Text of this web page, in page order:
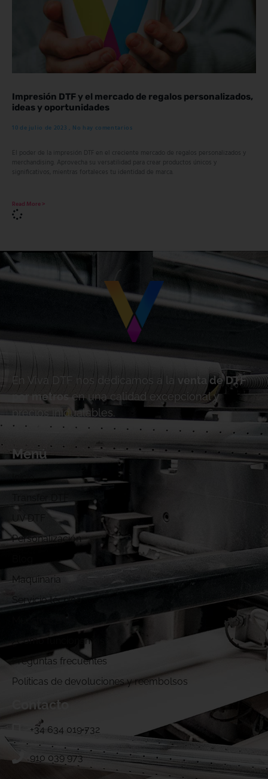
Impresión DTF y el mercado de regalos personalizados,
ideas y oportunidades
10 de julio de 2023 No hay comentarios
El poder de la impresión DTF en el creciente mercado de regalos personalizados y
merchandising. Aprovecha su versatilidad para crear productos únicos y
significativos, mientras fortaleces tu identidad de marca.
Read More >
En Viva DTF nos dedicamos a la
venta de DTF
por metros
en una calidad excepcional y
precios inigualables.
Menú
UV DTF
Personalización
Maquinaria
Servicio técnico
¿Cómo funcionamos?
Preguntas frecuentes
Politicas de devoluciones y reembolsos
Contacto
+34 634 019 732
910 039 973